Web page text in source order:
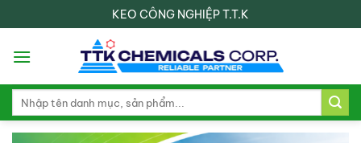
to
content
KEO CÔNG NGHIỆP T.T.K